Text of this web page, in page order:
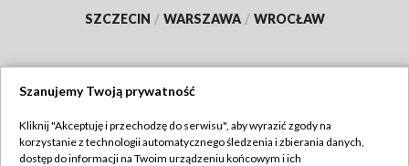
SZCZECIN / WARSZAWA / WROCŁAW
TVP
Szanujemy Twoją prywatność
Kliknij "Akceptuję i przechodzę do serwisu", aby wyrazić zgody na
korzystanie z technologii automatycznego śledzenia i zbierania danych,
dostęp do informacji na Twoim urządzeniu końcowym i ich